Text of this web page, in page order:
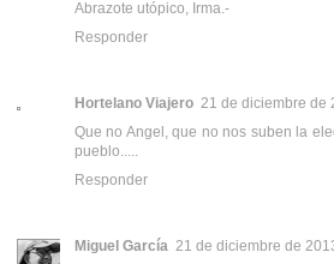
Abrazote utópico, Irma.-
Responder
Hortelano Viajero 21 de diciembre de
Que no Angel, que no nos suben la
pueblo.....
Responder
Miguel García 21 de diciembre de